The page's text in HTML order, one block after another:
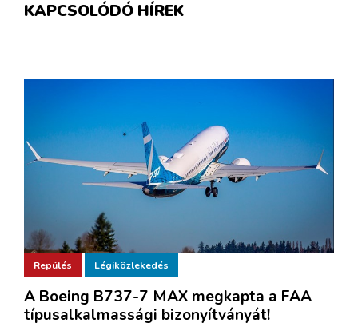
KAPCSOLÓDÓ HÍREK
Repülés Légiközlekedés
A Boeing B737-7 MAX megkapta a FAA
típusalkalmassági bizonyítványát!